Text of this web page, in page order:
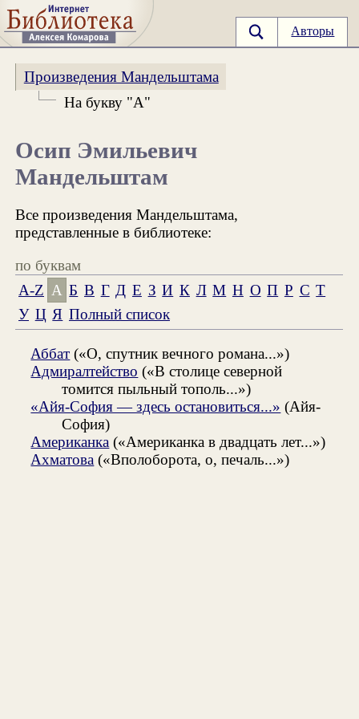
Авторы
Произведения Мандельштама
На букву "А"
Осип Эмильевич
Мандельштам
Все произведения Мандельштама,
представленные в библиотеке:
по буквам
A-Z А Б В Г Д Е З И К Л М Н О П Р С Т
У Ц Я Полный список
Аббат («О, спутник вечного романа...»)
Адмиралтейство («В столице северной
томится пыльный тополь...»)
«Айя-София — здесь остановиться...» (Айя-
София)
Американка («Американка в двадцать лет...»)
Ахматова («Вполоборота, о, печаль...»)